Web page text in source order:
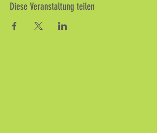
Diese Veranstaltung teilen